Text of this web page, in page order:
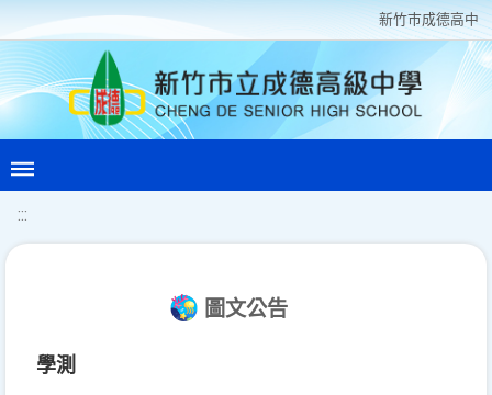
新竹巿成德高中
:::
圖文公告
學測